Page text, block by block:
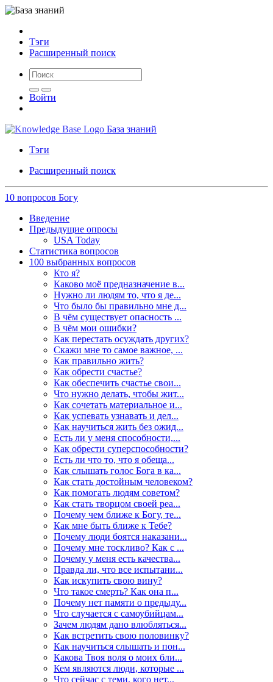
Тэги
Расширенный поиск
Войти
База знаний
Тэги
Расширенный поиск
10 вопросов Богу
Введение
Предыдущие опросы
USA Today
Статистика вопросов
100 выбранных вопросов
Кто я?
Каково моё предназначение в...
Нужно ли людям то, что я де...
Что было бы правильно мне д...
В чём существует опасность ...
В чём мои ошибки?
Как перестать осуждать других?
Скажи мне то самое важное, ...
Как правильно жить?
Как обрести счастье?
Как обеспечить счастье свои...
Что нужно делать, чтобы жит...
Как сочетать материальное и...
Как успевать узнавать и дел...
Как научиться жить без ожид...
Есть ли у меня способности,...
Как обрести суперспособности?
Есть ли что то, что я обеща...
Как слышать голос Бога в ка...
Как стать достойным человеком?
Как помогать людям советом?
Как стать творцом своей реа...
Почему чем ближе к Богу, те...
Как мне быть ближе к Тебе?
Почему люди боятся наказани...
Почему мне тоскливо? Как с ...
Почему у меня есть качества...
Правда ли, что все испытани...
Как искупить свою вину?
Что такое смерть? Как она п...
Почему нет памяти о предыду...
Что случается с самоубийцам...
Зачем людям дано влюбляться...
Как встретить свою половинку?
Как научиться слышать и пон...
Какова Твоя воля о моих бли...
Кем являются люди, которые ...
Что сейчас с теми, кого нет...